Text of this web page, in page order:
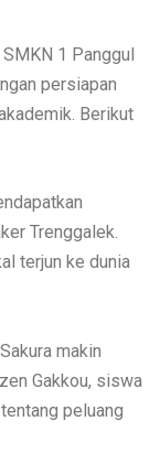
1 Panggul
Berikut
terjun ke dunia
makin